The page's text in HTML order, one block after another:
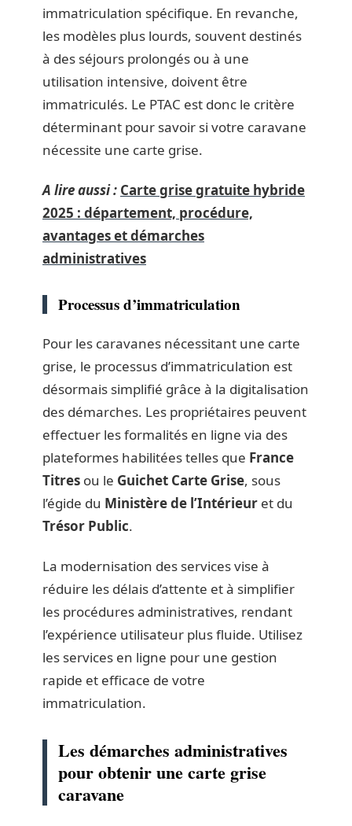
immatriculation spécifique. En revanche,
les modèles plus lourds, souvent destinés
à des séjours prolongés ou à une
utilisation intensive, doivent être
immatriculés. Le PTAC est donc le critère
déterminant pour savoir si votre caravane
nécessite une carte grise.
A lire aussi : Carte grise gratuite hybride
2025 : département, procédure,
avantages et démarches
administratives
Processus d’immatriculation
Pour les caravanes nécessitant une carte
grise, le processus d’immatriculation est
désormais simplifié grâce à la digitalisation
des démarches. Les propriétaires peuvent
effectuer les formalités en ligne via des
plateformes habilitées telles que France
Titres ou le Guichet Carte Grise, sous
l’égide du Ministère de l’Intérieur et du
Trésor Public.
La modernisation des services vise à
réduire les délais d’attente et à simplifier
les procédures administratives, rendant
l’expérience utilisateur plus fluide. Utilisez
les services en ligne pour une gestion
rapide et efficace de votre
immatriculation.
Les démarches administratives
pour obtenir une carte grise
caravane